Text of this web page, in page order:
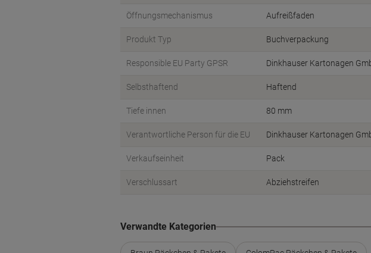
Öffnungsmechanismus Aufreißfaden
Produkt Typ Buchverpackung
Responsible EU Party GPSR Dinkhauser Kartonagen
Selbsthaftend Haftend
Tiefe innen 80 mm
Verantwortliche Person für die EU Dinkhauser Kartonagen
Verkaufseinheit Pack
Verschlussart Abziehstreifen
Verwandte Kategorien